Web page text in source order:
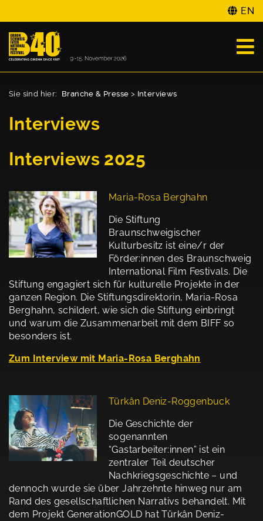
EN
Sie sind hier: Branche & Presse > Interviews
Interviews
Interviews 2025
Maria-Rosa Berghahn
Die Stiftung
Braunschweigischer
Kulturbesitz ist eine/r der
Förder:innen des Braunschweig
International Film Festivals. Die
Stiftung engagiert sich für kulturelle Projekte in der
ganzen Region. Die Stiftungsdirektorin, Maria-Rosa
Berghahn, schildert, wie sich die Stiftung einbringt
und warum die Zusammenarbeit mit dem BIFF so
besonders ist.
Zum Interview mit Maria-Rosa Berghahn
Türkân Deniz-Roggenbuck
Die Geschichte der
sogenannten
“Gastarbeiter:innen” ist ein
zentraler Teil deutscher
Nachkriegsgeschichte – und
dennoch wurde sie über Jahrzehnte hinweg nur am
Rand des gesellschaftlichen Narrativs behandelt. Mit
dem Projekt GenerationGOLD hat Türkân Deniz-